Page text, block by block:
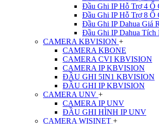
Đầu Ghi IP Hỗ Trợ 4 Ổ
Đầu Ghi IP Hỗ Trợ 8 Ổ
Đầu Ghi IP Dahua Giá
Đầu Ghi IP Dahua Tích
CAMERA KBVISION +
CAMERA KBONE
CAMERA CVI KBVISION
CAMERA IP KBVISION
ĐẦU GHI 5IN1 KBVISION
ĐẦU GHI IP KBVISION
CAMERA UNV +
CAMERA IP UNV
ĐẦU GHI HÌNH IP UNV
CAMERA WISINET +